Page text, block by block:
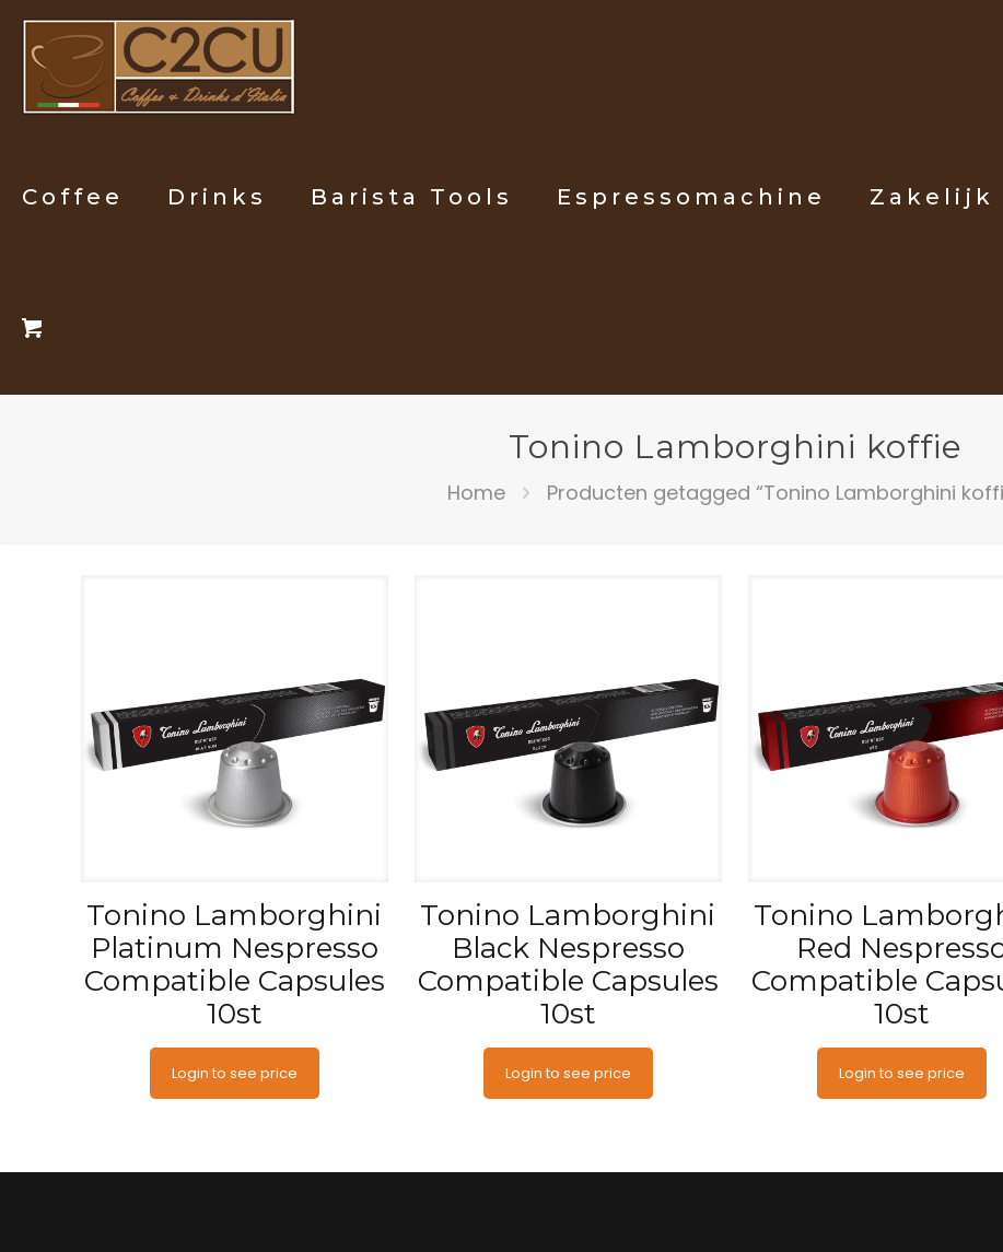
Coffee Drinks Barista Tools Espressomachine Zakelijk
Tonino Lamborghini koffie
Home Producten getagged “Tonino Lamborghini
Tonino Lamborghini
Platinum Nespresso
Compatible Capsules
10st
Login to see price
Tonino Lamborghini
Black Nespresso
Compatible Capsules
10st
Login to see price
Tonino
Red
Compatible
10st
Login to see price